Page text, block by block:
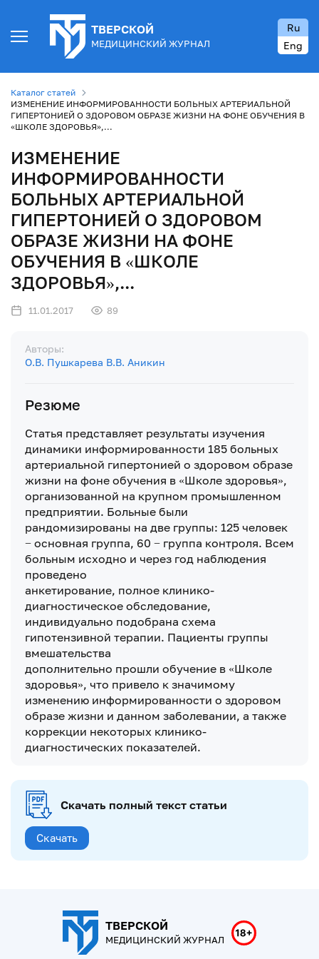
ТВЕРСКОЙ
МЕДИЦИНСКИЙ ЖУРНАЛ
Ru
Eng
Каталог статей
ИЗМЕНЕНИЕ ИНФОРМИРОВАННОСТИ БОЛЬНЫХ АРТЕРИАЛЬНОЙ
ГИПЕРТОНИЕЙ О ЗДОРОВОМ ОБРАЗЕ ЖИЗНИ НА ФОНЕ ОБУЧЕНИЯ В
«ШКОЛЕ ЗДОРОВЬЯ»,...
ИЗМЕНЕНИЕ
ИНФОРМИРОВАННОСТИ
БОЛЬНЫХ АРТЕРИАЛЬНОЙ
ГИПЕРТОНИЕЙ О ЗДОРОВОМ
ОБРАЗЕ ЖИЗНИ НА ФОНЕ
ОБУЧЕНИЯ В «ШКОЛЕ
ЗДОРОВЬЯ»,...
11.01.2017 89
Авторы:
О.В. Пушкарева В.В. Аникин
Резюме
Статья представляет результаты изучения
динамики информированности 185 больных
артериальной гипертонией о здоровом образе
жизни на фоне обучения в «Школе здоровья»,
организованной на крупном промышленном
предприятии. Больные были
рандомизированы на две группы: 125 человек
− основная группа, 60 − группа контроля. Всем
больным исходно и через год наблюдения
проведено
анкетирование, полное клинико-
диагностическое обследование,
индивидуально подобрана схема
гипотензивной терапии. Пациенты группы
вмешательства
дополнительно прошли обучение в «Школе
здоровья», что привело к значимому
изменению информированности о здоровом
образе жизни и данном заболевании, а также
коррекции некоторых клинико-
диагностических показателей.
Скачать полный текст статьи
Скачать
ТВЕРСКОЙ
МЕДИЦИНСКИЙ ЖУРНАЛ